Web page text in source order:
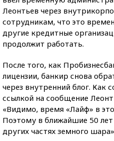
Леонтьев через
сотрудникам, что это
другие кредитные
продолжит работать.
После того, как
лицензии, банкир снова
через внутренний блог. Как
ссылкой на сообщение
«Видимо, время «Лайф» в
Поэтому в ближайшие 50
других частях земного